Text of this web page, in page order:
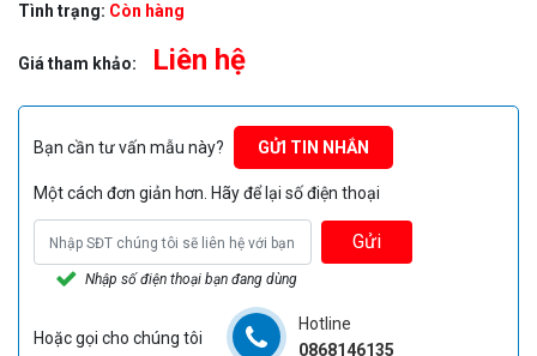
Tình trạng: Còn hàng
Giá tham khảo: Liên hệ
Bạn cần tư vấn mẫu này? GỬI TIN NHẮN
Một cách đơn giản hơn. Hãy để lại số điện thoại
Gửi
Nhập số điện thoại bạn đang dùng
Hoặc gọi cho chúng tôi
Hotline
0868146135